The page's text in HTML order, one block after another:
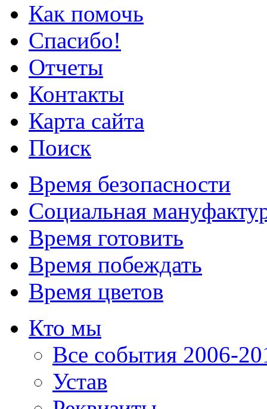
Как помочь
Спасибо!
Отчеты
Контакты
Карта сайта
Поиск
Время безопасности
Социальная
Время готовить
Время побеждать
Время цветов
Кто мы
Все события 2006-
Устав